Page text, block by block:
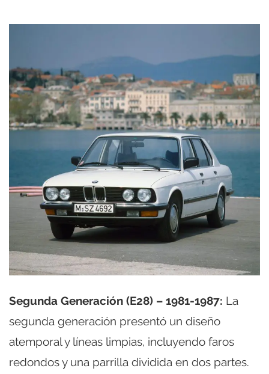
Segunda Generación (E28) – 1981-1987: La
segunda generación presentó un diseño
atemporal y líneas limpias, incluyendo faros
redondos y una parrilla dividida en dos partes.